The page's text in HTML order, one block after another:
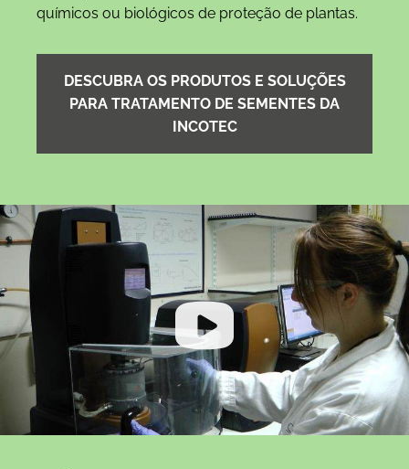
químicos ou biológicos de proteção de plantas.
DESCUBRA OS PRODUTOS E SOLUÇÕES
PARA TRATAMENTO DE SEMENTES DA
INCOTEC